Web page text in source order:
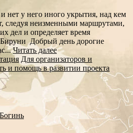
нет у него иного укрытия, над кем
следуя неизменными маршрутами,
дел и определяет время
Добрый день дорогие
Читать далее
Для организаторов и
и помощь в развитии проекта